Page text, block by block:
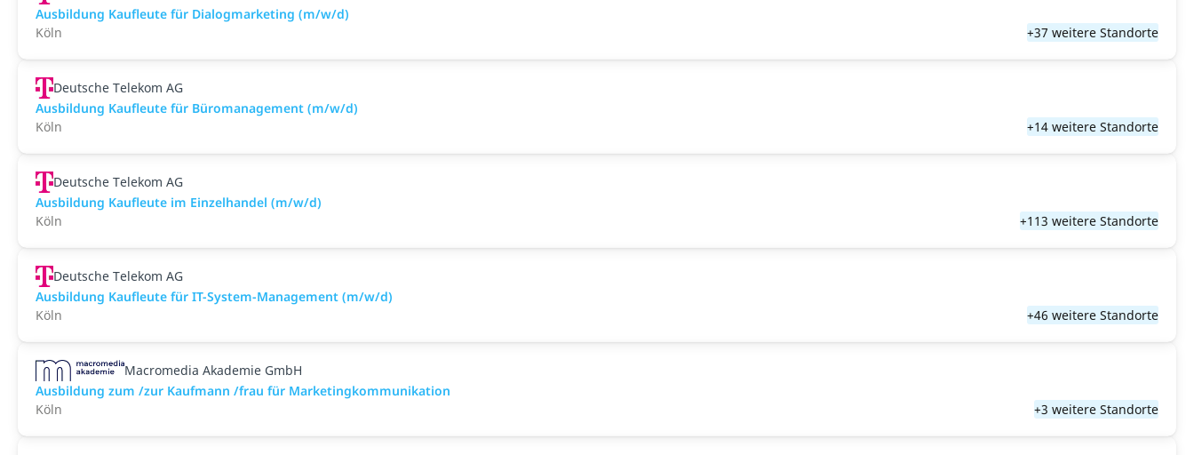
Ausbildung Kaufleute für Dialogmarketing (m/w/d)
Köln
+37 weitere Standorte
Deutsche Telekom AG
Ausbildung Kaufleute für Büromanagement (m/w/d)
Köln
+14 weitere Standorte
Deutsche Telekom AG
Ausbildung Kaufleute im Einzelhandel (m/w/d)
Köln
+113 weitere Standorte
Deutsche Telekom AG
Ausbildung Kaufleute für IT-System-Management (m/w/d)
Köln
+46 weitere Standorte
Macromedia Akademie GmbH
Ausbildung zum /zur Kaufmann /frau für Marketingkommunikation
Köln
+3 weitere Standorte